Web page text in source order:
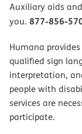
Auxiliary aids
you. 877-856-
Humana
qualified sign
interpretation,
people with
services are
participate.